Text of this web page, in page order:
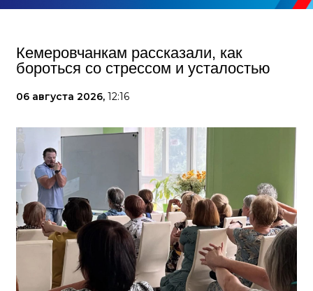
Кемеровчанкам рассказали, как
бороться со стрессом и усталостью
06 августа 2026, 12:16